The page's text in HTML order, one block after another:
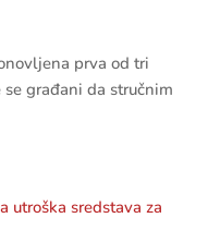
prva od tri
građani da stručnim